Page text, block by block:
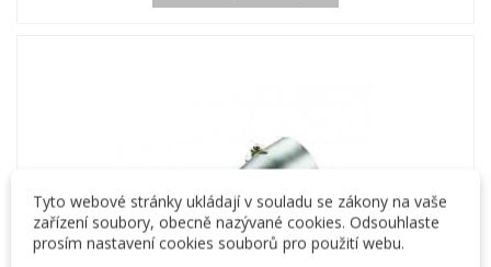
Tyto webové stránky ukládají v souladu se zákony na vaše
zařízení soubory, obecně nazývané cookies. Odsouhlaste
prosím nastavení cookies souborů pro použití webu.